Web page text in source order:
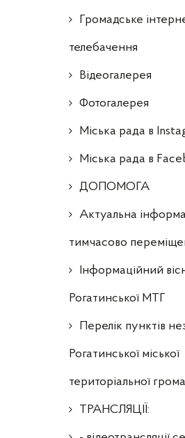
Громадське
телебачення
Відеогалерея
Фотогалерея
Міська рада в
Міська рада в
ДОПОМОГА
Актуальна
тимчасово
Інформаційний
Рогатинської МТГ
Перелік пунктів
Рогатинської міської
територіальної
ТРАНСЛЯЦІЇ: